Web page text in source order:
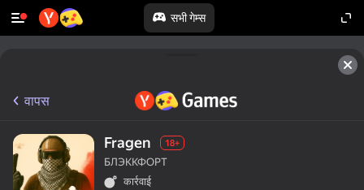
सभी गेम्स
वापस
Fragen 18+
БЛЭККФОРТ
कार्रवाई